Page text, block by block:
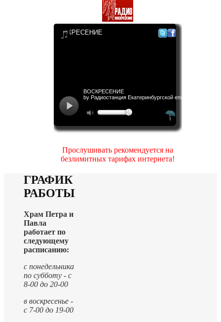
Прослушивать рекомендуется на
безлимитных тарифах интернета!
ГРАФИК
РАБОТЫ
Храм Петра и
Павла
работает по
следующему
расписанию:
с понедельника
по субботу - с
8-00 до 20-00
в воскресенье -
с 7-00 до 19-00